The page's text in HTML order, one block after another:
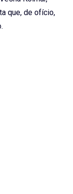
que, de ofício,